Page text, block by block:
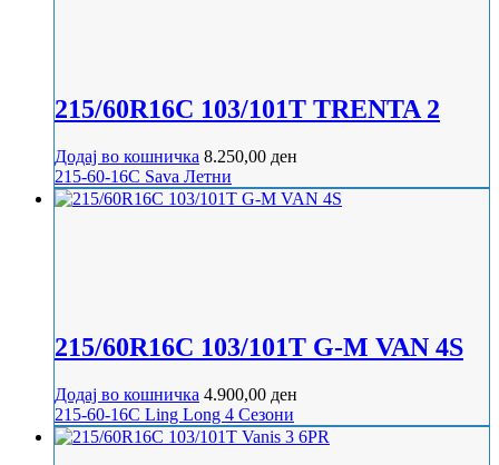
215/60R16C 103/101T TRENTA 2
Додај во кошничка 8.250,00 ден
215-60-16C Sava Летни
215/60R16C 103/101T G-M VAN 4S
Додај во кошничка 4.900,00 ден
215-60-16C Ling Long 4 Сезони